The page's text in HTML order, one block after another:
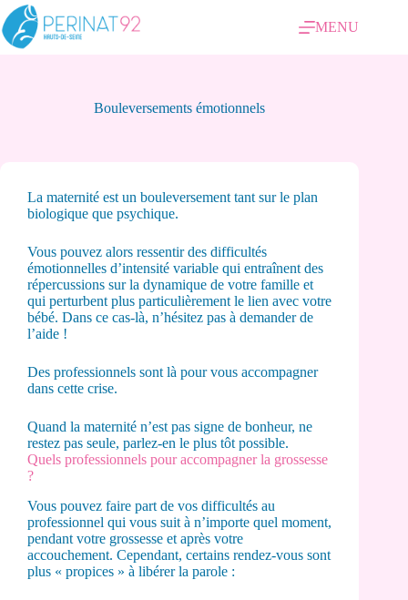
MENU
Bouleversements émotionnels
La maternité est un bouleversement tant sur le plan
biologique que psychique.
Vous pouvez alors ressentir des difficultés
émotionnelles d’intensité variable qui entraînent des
répercussions sur la dynamique de votre famille et
qui perturbent plus particulièrement le lien avec votre
bébé. Dans ce cas-là, n’hésitez pas à demander de
l’aide !
Des professionnels sont là pour vous accompagner
dans cette crise.
Quand la maternité n’est pas signe de bonheur, ne
restez pas seule, parlez-en le plus tôt possible.
Quels professionnels pour accompagner la grossesse
?
Vous pouvez faire part de vos difficultés au
professionnel qui vous suit à n’importe quel moment,
pendant votre grossesse et après votre
accouchement. Cependant, certains rendez-vous sont
plus « propices » à libérer la parole :